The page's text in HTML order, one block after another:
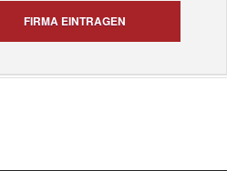
FIRMA EINTRAGEN